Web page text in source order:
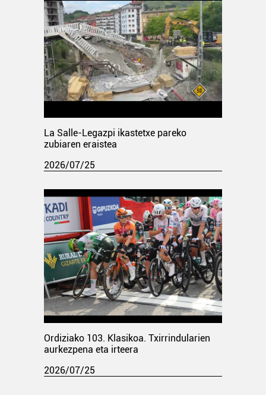
La Salle-Legazpi ikastetxe pareko
zubiaren eraistea
2026/07/25
Ordiziako 103. Klasikoa. Txirrindularien
aurkezpena eta irteera
2026/07/25